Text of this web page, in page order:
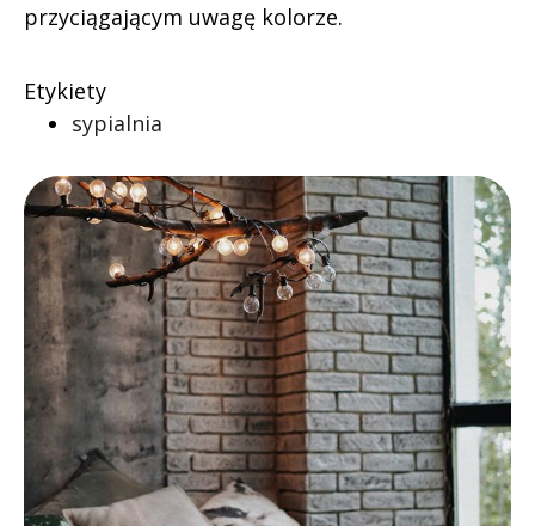
przyciągającym uwagę kolorze.
Etykiety
sypialnia